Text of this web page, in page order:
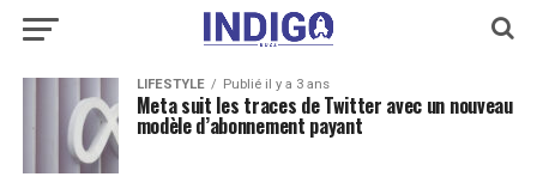
LIFESTYLE Publié il y a 3 ans
Meta suit les traces de Twitter avec un nouveau
modèle d’abonnement payant